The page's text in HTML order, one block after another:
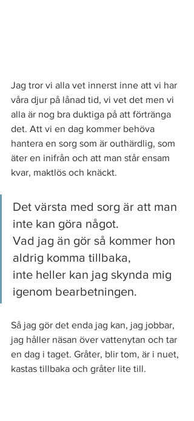
Jag tror vi alla vet innerst inne att vi har
våra djur på lånad tid, vi vet det men vi
alla är nog bra duktiga på att förtränga
det. Att vi en dag kommer behöva
hantera en sorg som är outhärdlig, som
äter en inifrån och att man står ensam
kvar, maktlös och knäckt.
Det värsta med sorg är att man
inte kan göra något.
Vad jag än gör så kommer hon
aldrig komma tillbaka,
inte heller kan jag skynda mig
igenom bearbetningen.
Så jag gör det enda jag kan, jag jobbar,
jag håller näsan över vattenytan och tar
en dag i taget. Gråter, blir tom, är i nuet,
kastas tillbaka och gråter lite till.